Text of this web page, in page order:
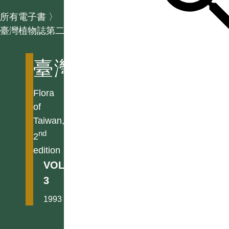
所有電子書 〉
臺灣植物誌第二版
臺灣植物誌第二版
Flora
of
Taiwan,
2nd
edition
VOL.
3
1993